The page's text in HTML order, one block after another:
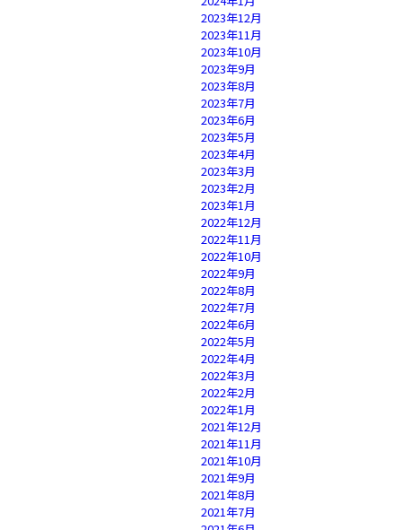
2023年12月
2023年11月
2023年10月
2023年9月
2023年8月
2023年7月
2023年6月
2023年5月
2023年4月
2023年3月
2023年2月
2023年1月
2022年12月
2022年11月
2022年10月
2022年9月
2022年8月
2022年7月
2022年6月
2022年5月
2022年4月
2022年3月
2022年2月
2022年1月
2021年12月
2021年11月
2021年10月
2021年9月
2021年8月
2021年7月